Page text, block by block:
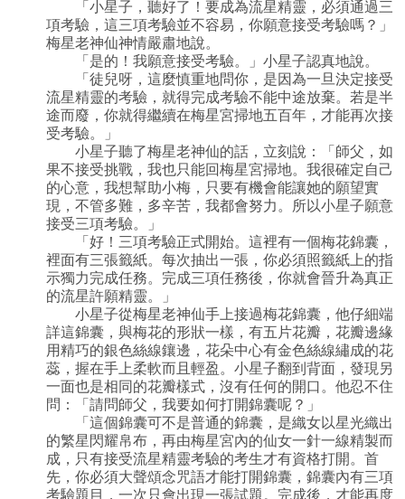
「小星子，聽好了！要成為流星精靈，必須通過三
項考驗，這三項考驗並不容易，你願意接受考驗嗎？」
梅星老神仙神情嚴肅地說。
「是的！我願意接受考驗。」小星子認真地說。
「徒兒呀，這麼慎重地問你，是因為一旦決定接受
流星精靈的考驗，就得完成考驗不能中途放棄。若是半
途而廢，你就得繼續在梅星宮掃地五百年，才能再次接
受考驗。」
小星子聽了梅星老神仙的話，立刻說：「師父，如
果不接受挑戰，我也只能回梅星宮掃地。我很確定自己
的心意，我想幫助小梅，只要有機會能讓她的願望實
現，不管多難，多辛苦，我都會努力。所以小星子願意
接受三項考驗。」
「好！三項考驗正式開始。這裡有一個梅花錦囊，
裡面有三張籤紙。每次抽出一張，你必須照籤紙上的指
示獨力完成任務。完成三項任務後，你就會晉升為真正
的流星許願精靈。」
小星子從梅星老神仙手上接過梅花錦囊，他仔細端
詳這錦囊，與梅花的形狀一樣，有五片花瓣，花瓣邊緣
用精巧的銀色絲線鑲邊，花朵中心有金色絲線繡成的花
蕊，握在手上柔軟而且輕盈。小星子翻到背面，發現另
一面也是相同的花瓣樣式，沒有任何的開口。他忍不住
問：「請問師父，我要如何打開錦囊呢？」
「這個錦囊可不是普通的錦囊，是織女以星光織出
的繁星閃耀帛布，再由梅星宮內的仙女一針一線精製而
成，只有接受流星精靈考驗的考生才有資格打開。首
先，你必須大聲頌念咒語才能打開錦囊，錦囊內有三項
考驗題目，一次只會出現一張試題。完成後，才能再度